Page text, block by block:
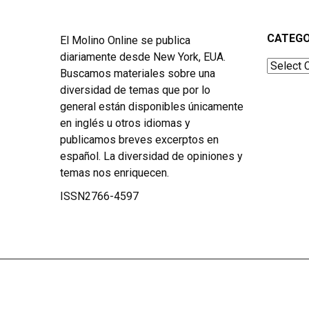
El Molino Online se publica
diariamente desde New York, EUA.
Buscamos materiales sobre una
diversidad de temas que por lo
general están disponibles únicamente
en inglés u otros idiomas y
publicamos breves excerptos en
español. La diversidad de opiniones y
temas nos enriquecen.
ISSN2766-4597